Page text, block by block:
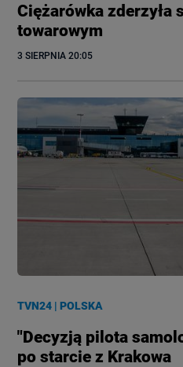
Ciężarówka zderzyła
towarowym
3 SIERPNIA 20:05
TVN24 |POLSKA
"Decyzją pilota
po starcie z Krakowa